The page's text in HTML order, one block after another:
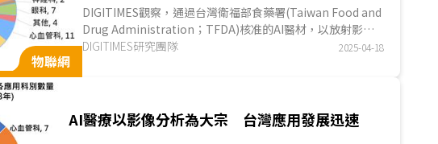
物聯網
DIGITIMES觀察，通過台灣衛福部食藥署(Taiwan Food and
Drug Administration；TFDA)核准的AI醫材，以放射影像
應用為大宗，技術類型以深度學習為核心，產品定位多...
DIGITIMES研究團隊 2025-04-18
AI醫療以影像分析為大宗 台灣應用發展迅速